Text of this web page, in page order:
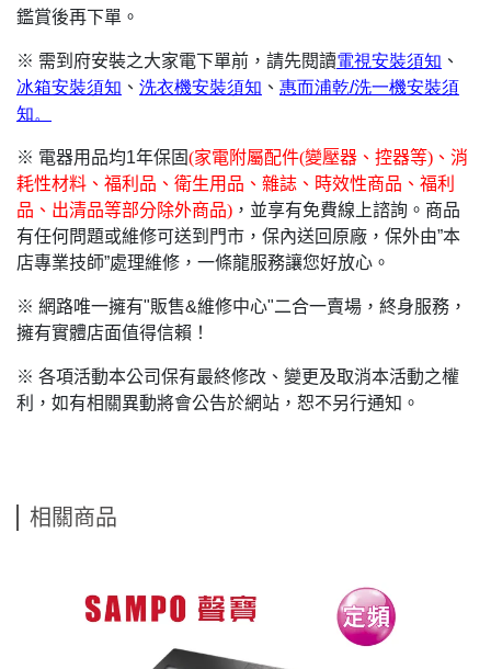
鑑賞後再下單。
※ 需到府安裝之大家電下單前，請先閱讀電視安裝須知 、
冰箱安裝須知 、 洗衣機安裝須知 、 惠而浦乾/洗一機安裝須
知。
※ 電器用品均1年保固(家電附屬配件(變壓器、控器等)、消
耗性材料、福利品、衛生用品、雜誌、時效性商品、福利
品、出清品等部分除外商品) ，並享有免費線上諮詢。商品
有任何問題或維修可送到門市，保內送回原廠，保外由”本
店專業技師”處理維修，一條龍服務讓您好放心。
※ 網路唯一擁有"販售&維修中心"二合一賣場，終身服務，
擁有實體店面值得信賴！
※ 各項活動本公司保有最終修改、變更及取消本活動之權
利，如有相關異動將會公告於網站，恕不另行通知。
相關商品